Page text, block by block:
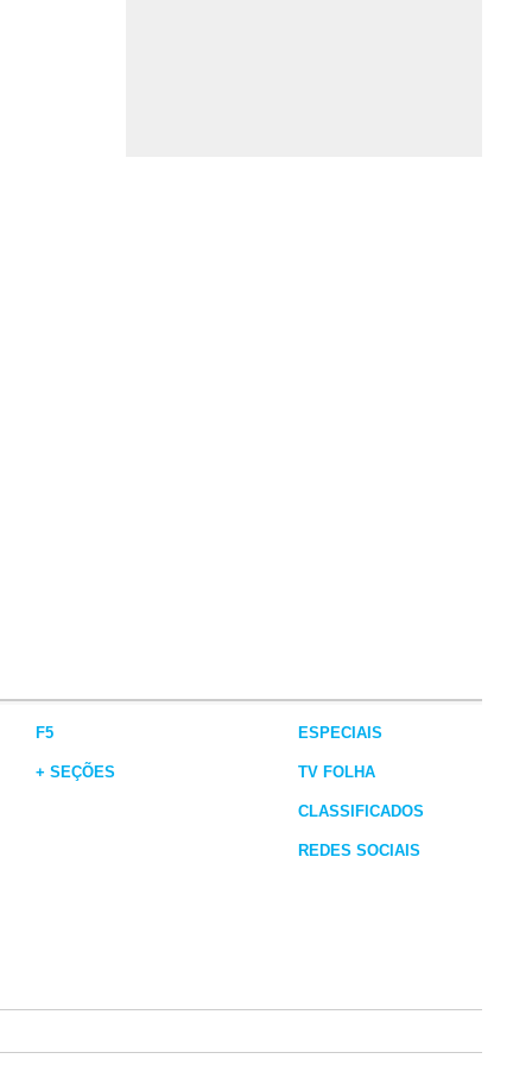
F5
+ SEÇÕES
ESPECIAIS
TV FOLHA
CLASSIFICADOS
REDES SOCIAIS